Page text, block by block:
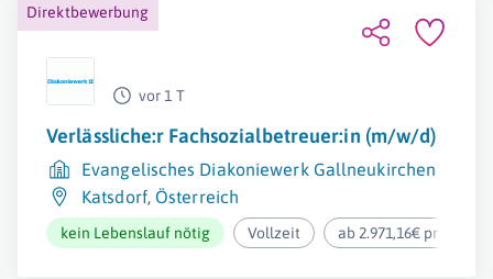
Direktbewerbung
vor 1 T
Verlässliche:r Fachsozialbetreuer:in (m/w/d)
Evangelisches Diakoniewerk Gallneukirchen
Katsdorf, Österreich
kein Lebenslauf nötig Vollzeit ab 2.971,16€ pro